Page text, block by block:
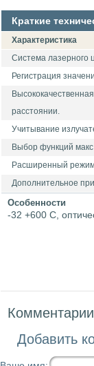
Краткие
Характеристика
Система лазерного
Регистрация
расстоянии.
Учитывание
Выбор функций
Расширенный
Дополнительное
Особенности
-32 +600 C,
Добавить